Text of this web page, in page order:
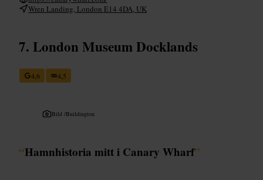
Wren Landing, London E14 4DA, UK
London Museum Docklands
4,6 4,5
Bild /Buildington
“Hamnhistoria mitt i Canary Wharf”